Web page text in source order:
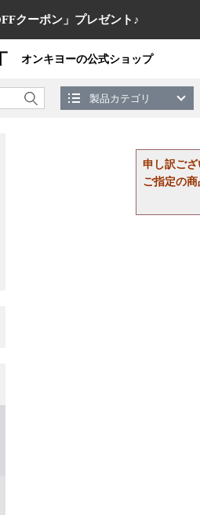
クーポン」プレゼント♪
オンキヨーの公式ショップ
製品カテゴリ
申し訳ござ
ご指定の